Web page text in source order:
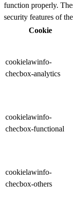
function properly.
security features of
Cookie
cookielawinfo-
checbox-analytics
cookielawinfo-
checbox-functional
cookielawinfo-
checbox-others